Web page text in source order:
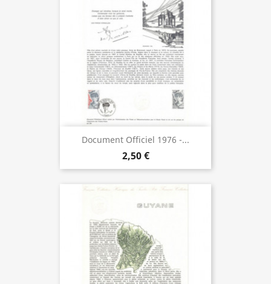
Document Officiel 1976 -...
2,50 €